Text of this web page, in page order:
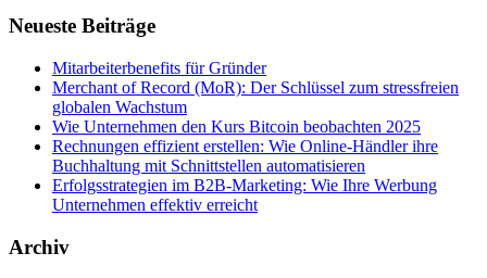
Neueste Beiträge
Mitarbeiterbenefits für Gründer
Merchant of Record (MoR): Der Schlüssel zum stressfreien
globalen Wachstum
Wie Unternehmen den Kurs Bitcoin beobachten 2025
Rechnungen effizient erstellen: Wie Online-Händler ihre
Buchhaltung mit Schnittstellen automatisieren
Erfolgsstrategien im B2B-Marketing: Wie Ihre Werbung
Unternehmen effektiv erreicht
Archiv